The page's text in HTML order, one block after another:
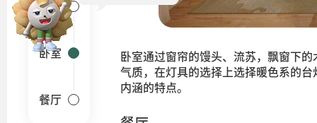
卧室通过窗帘的馒头、流苏，飘窗下
气质，在灯具的选择上选择暖色系的
内涵的特点。
客厅
卧室
餐厅